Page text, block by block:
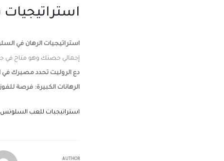
استراتيجيات الرهان في
إجمالي حصتك وهو متاح في
دع الروليت تحدد مصيرك في
الرهانات الكبيرة: فرصة للفوز
استراتيجيات للعب السلوتس
AUTHOR